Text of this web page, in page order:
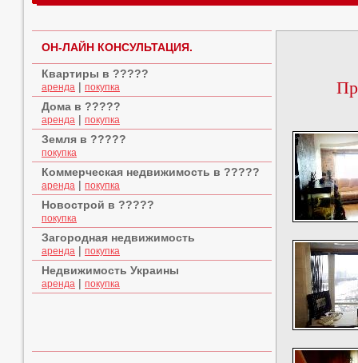
ОН-ЛАЙН КОНСУЛЬТАЦИЯ.
Квартиры в ?????
аренда | покупка
Дома в ?????
аренда | покупка
Земля в ?????
покупка
Коммерческая недвижимость в ?????
аренда | покупка
Новострой в ?????
покупка
Загородная недвижимость
аренда | покупка
Недвижимость Украины
аренда | покупка